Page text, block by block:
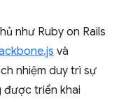
như Ruby on Rails
và
nhiệm duy trì sự
được triển khai